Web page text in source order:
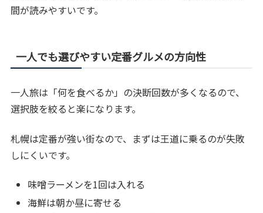
間が読みやすいです。
一人でも選びやすい定番グルメの方向性
一人旅は「何を食べるか」の決断回数が多くなるので、
選択肢を絞ると楽になります。
札幌は定番が強い街なので、まずは王道に乗るのが失敗
しにくいです。
味噌ラーメンを1回は入れる
海鮮は朝か昼に寄せる